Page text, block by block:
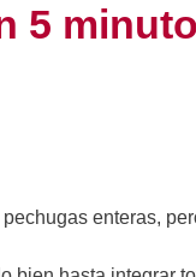
5
enteras,